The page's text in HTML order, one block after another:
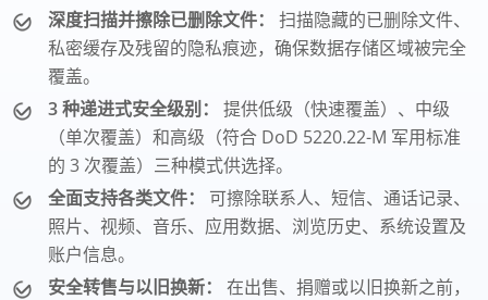
深度扫描并擦除已删除文件：
扫描隐藏的已删除文件、
私密缓存及残留的隐私痕迹，确保数据存储区域被完全
覆盖。
3 种递进式安全级别：
提供低级（快速覆盖）、中级
（单次覆盖）和高级（符合 DoD 5220.22-M 军用标准
的 3 次覆盖）三种模式供选择。
全面支持各类文件：
可擦除联系人、短信、通话记录、
照片、视频、音乐、应用数据、浏览历史、系统设置及
账户信息。
安全转售与以旧换新：
在出售、捐赠或以旧换新之前，